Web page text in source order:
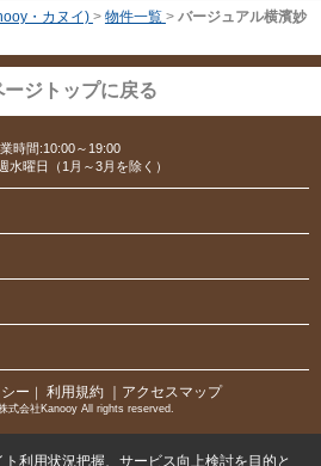
・カヌイ) > 物件一覧 > バージュアル横濱妙
ージトップに戻る
時間:10:00～19:00
水曜日（1月～3月を除く）
ー 利用規約 ｜アクセスマップ
式会社Kanooy All rights reserved.
利用状況把握、サービス向上検討を目的と